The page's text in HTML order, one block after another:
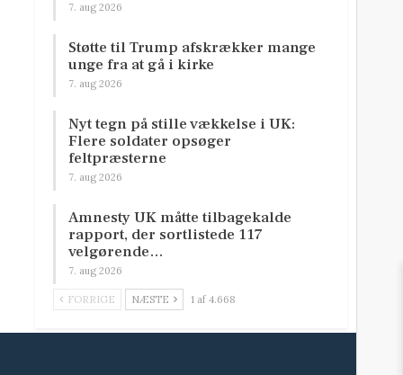
7. aug 2026
Støtte til Trump afskrækker mange
unge fra at gå i kirke
7. aug 2026
Nyt tegn på stille vækkelse i UK:
Flere soldater opsøger
feltpræsterne
7. aug 2026
Amnesty UK måtte tilbagekalde
rapport, der sortlistede 117
velgørende…
7. aug 2026
FORRIGE NÆSTE 1 af 4.668